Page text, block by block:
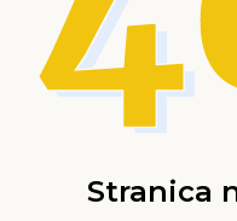
Stranica